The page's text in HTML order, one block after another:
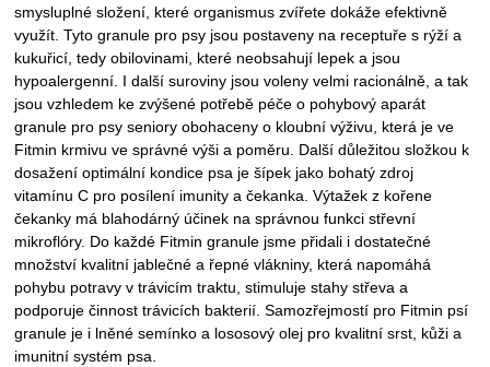
smysluplné složení, které organismus zvířete dokáže efektivně
využít. Tyto granule pro psy jsou postaveny na receptuře s rýží a
kukuřicí, tedy obilovinami, které neobsahují lepek a jsou
hypoalergenní. I další suroviny jsou voleny velmi racionálně, a tak
jsou vzhledem ke zvýšené potřebě péče o pohybový aparát
granule pro psy seniory obohaceny o kloubní výživu, která je ve
Fitmin krmivu ve správné výši a poměru. Další důležitou složkou k
dosažení optimální kondice psa je šípek jako bohatý zdroj
vitamínu C pro posílení imunity a čekanka. Výtažek z kořene
čekanky má blahodárný účinek na správnou funkci střevní
mikroflóry. Do každé Fitmin granule jsme přidali i dostatečné
množství kvalitní jablečné a řepné vlákniny, která napomáhá
pohybu potravy v trávicím traktu, stimuluje stahy střeva a
podporuje činnost trávicích bakterií. Samozřejmostí pro Fitmin psí
granule je i lněné semínko a lososový olej pro kvalitní srst, kůži a
imunitní systém psa.